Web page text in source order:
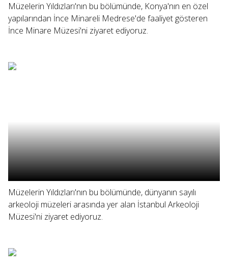
Müzelerin Yıldızları'nın bu bölümünde, Konya'nın en özel
yapılarından İnce Minareli Medrese'de faaliyet gösteren
İnce Minare Müzesi'ni ziyaret ediyoruz.
Müzelerin Yıldızları'nın bu bölümünde, dünyanın sayılı
arkeoloji müzeleri arasında yer alan İstanbul Arkeoloji
Müzesi'ni ziyaret ediyoruz.